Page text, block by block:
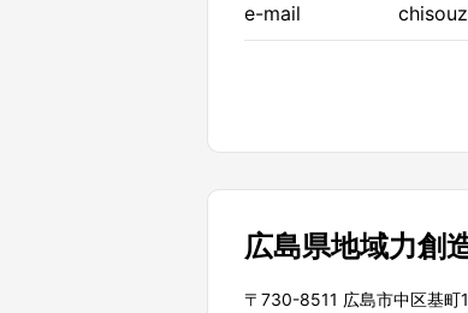
e-mail
広島県地域力創
〒730-8511 広島市中区基町